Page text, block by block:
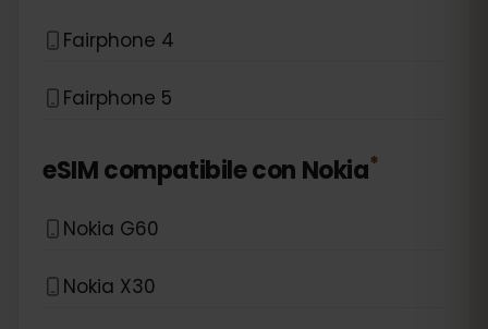
Fairphone 4
Fairphone 5
eSIM compatibile con Nokia*
Nokia G60
Nokia X30